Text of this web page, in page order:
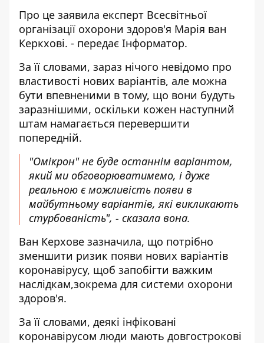
Про це заявила експерт Всесвітньої
організації охорони здоров'я Марія ван
Керкхові. - передає Інформатор.
За її словами, зараз нічого невідомо про
властивості нових варіантів, але можна
бути впевненими в тому, що вони будуть
заразнішими, оскільки кожен наступний
штам намагається перевершити
попередній.
"Омікрон" не буде останнім варіантом,
який ми обговорюватимемо, і дуже
реальною є можливість появи в
майбутньому варіантів, які викликають
стурбованість", - сказала вона.
Ван Керхове зазначила, що потрібно
зменшити ризик появи нових варіантів
коронавірусу, щоб запобігти важким
наслідкам,зокрема для системи охорони
здоров'я.
За її словами, деякі інфіковані
коронавірусом люди мають довгострокові